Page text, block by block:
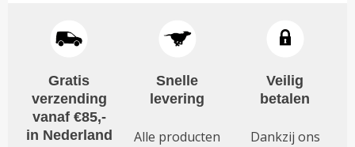
gekozen
worden
op
de
Gratis
verzending
vanaf €85,-
in Nederland
Snelle
levering
Alle producten
Veilig
betalen
Dankzij ons